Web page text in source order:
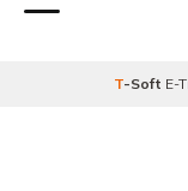
T-Soft E-